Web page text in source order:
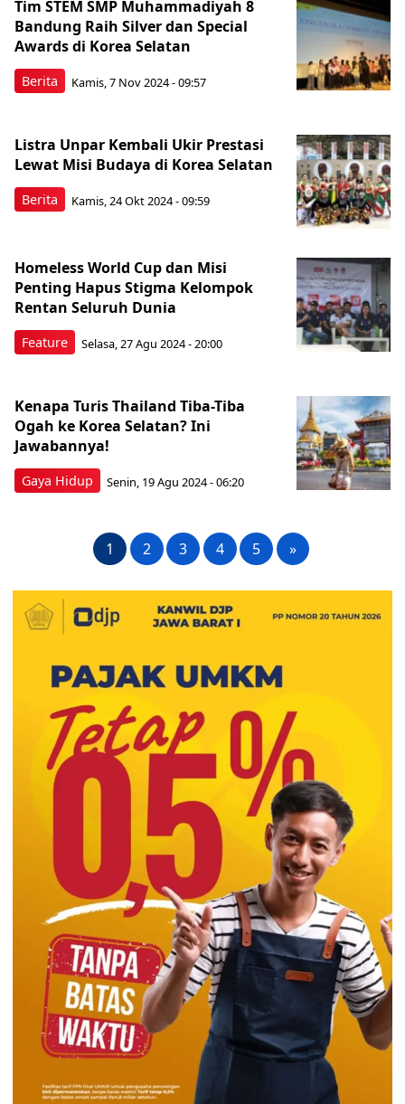
Berita
Tim STEM SMP Muhammadiyah 8
Bandung Raih Silver dan Special
Awards di Korea Selatan
Kamis, 7 Nov 2024 - 09:57
Berita
Listra Unpar Kembali Ukir Prestasi
Lewat Misi Budaya di Korea Selatan
Kamis, 24 Okt 2024 - 09:59
Feature
Homeless World Cup dan Misi
Penting Hapus Stigma Kelompok
Rentan Seluruh Dunia
Selasa, 27 Agu 2024 - 20:00
Gaya Hidup
Kenapa Turis Thailand Tiba-Tiba
Ogah ke Korea Selatan? Ini
Jawabannya!
Senin, 19 Agu 2024 - 06:20
1 2 3 4 5 »